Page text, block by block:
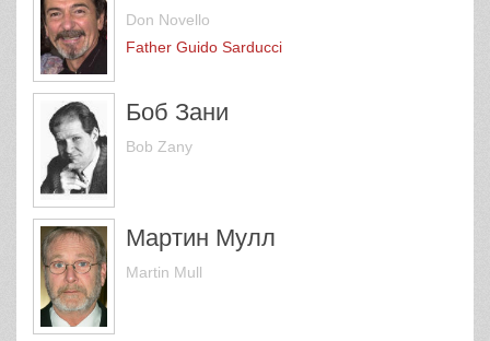
Don Novello
Father Guido Sarducci
Боб Зани
Bob Zany
Мартин Мулл
Martin Mull